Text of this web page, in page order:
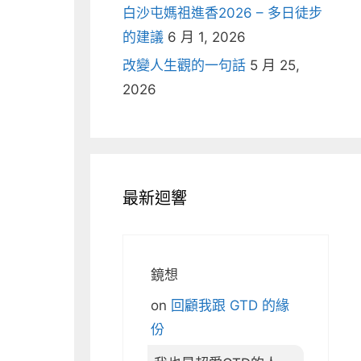
白沙屯媽祖進香2026 – 多日徒步
的建議 6 月 1, 2026
改變人生觀的一句話 5 月 25,
2026
最新迴響
鏡想
on 回顧我跟 GTD 的緣
份